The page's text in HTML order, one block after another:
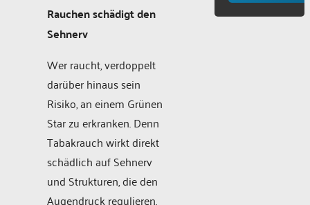
Rauchen schädigt den
Sehnerv
Wer raucht, verdoppelt
darüber hinaus sein
Risiko, an einem Grünen
Star zu erkranken. Denn
Tabakrauch wirkt direkt
schädlich auf Sehnerv
und Strukturen, die den
Augendruck regulieren.